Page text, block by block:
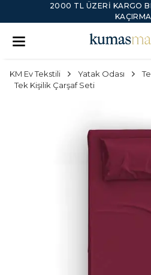
2000 TL ÜZERI KARGO
KM Ev Tekstili Yatak Odası
Tek Kişilik Çarşaf Seti